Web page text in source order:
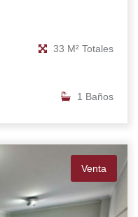
33 M² Totales
1 Baños
Venta